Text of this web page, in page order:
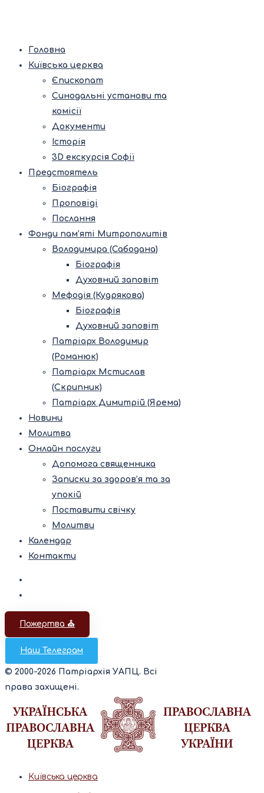
Головна
Київська церква
Єпископат
Синодальні установи та
комісії
Документи
Історія
3D екскурсія Софії
Предстоятель
Біографія
Проповіді
Послання
Фонди пам’яті Митрополитів
Володимира (Сабодана)
Біографія
Духовний заповіт
Мефодія (Кудрякова)
Біографія
Духовний заповіт
Патріарх Володимир
(Романюк)
Патріарх Мстислав
(Скрипник)
Патріарх Димитрій (Ярема)
Новини
Молитва
Онлайн послуги
Допомога священника
Записки за здоров’я та за
упокій
Поставити свічку
Молитви
Календар
Контакти
Пожертва ⛪️
Наш Телеграм
© 2000-2026 Патріархія УАПЦ. Всі
права захищені.
Київська церква